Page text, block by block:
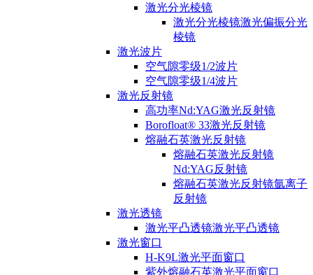
激光分光棱镜
激光分光棱镜激光偏振分光
棱镜
激光波片
空气隙零级1/2波片
空气隙零级1/4波片
激光反射镜
高功率Nd:YAG激光反射镜
Borofloat® 33激光反射镜
熔融石英激光反射镜
熔融石英激光反射镜
Nd:YAG反射镜
熔融石英激光反射镜氩离子
反射镜
激光透镜
激光平凸透镜激光平凸透镜
激光窗口
H-K9L激光平面窗口
紫外熔融石英激光平面窗口